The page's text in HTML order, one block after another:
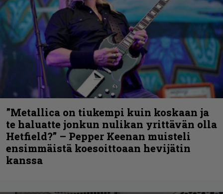
”Metallica on tiukempi kuin koskaan ja
te haluatte jonkun nulikan yrittävän olla
Hetfield?” – Pepper Keenan muisteli
ensimmäistä koesoittoaan hevijätin
kanssa